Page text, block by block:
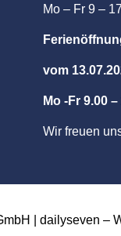
Mo – Fr 9 –
vom
Mo -Fr 9.00
Wir freuen
| dailyseven –